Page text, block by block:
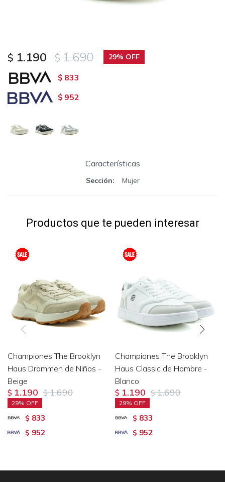
$ 1.190 $ 1.690 29
$ 833
$ 952
Características
Sección Mujer
Productos que te pueden interesar
Championes The Brooklyn
Haus Drammen de Niños -
Beige
$ 1.190 $ 1.690
29
$ 833
$ 952
Championes The Brooklyn
Haus Classic de Hombre -
Blanco
$ 1.190 $ 1.690
29
$ 833
$ 952